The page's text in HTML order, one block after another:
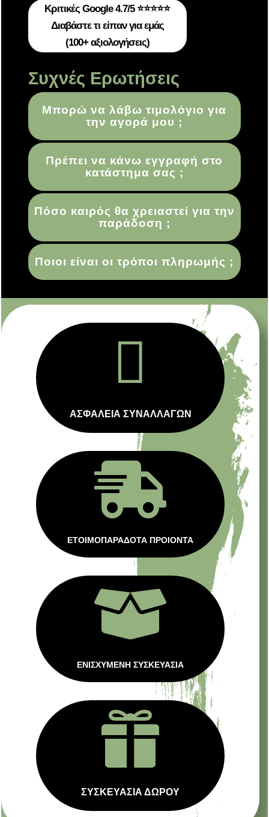
Κριτικές Google 4.7/5 ⭐⭐⭐⭐⭐
Διαβάστε τι είπαν για εμάς
(100+ αξιολογήσεις)
Συχνές Ερωτήσεις
Μπορώ να λάβω τιμολόγιο για
την αγορά μου ;
Πρέπει να κάνω εγγραφή στο
κατάστημα σας ;
Πόσο καιρός θα χρειαστεί για την
παράδοση ;
Ποιοι είναι οι τρόποι πληρωμής ;

ΑΣΦΑΛΕΙΑ ΣΥΝΑΛΛΑΓΩΝ

ΕΤΟΙΜΟΠΑΡΑΔΟΤΑ ΠΡΟΙΟΝΤΑ

ΕΝΙΣΧΥΜΕΝΗ ΣΥΣΚΕΥΑΣΙΑ

ΣΥΣΚΕΥΑΣΙΑ ΔΩΡΟΥ